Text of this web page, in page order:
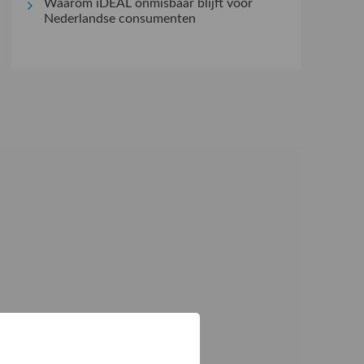
Waarom iDEAL onmisbaar blijft voor
Nederlandse consumenten